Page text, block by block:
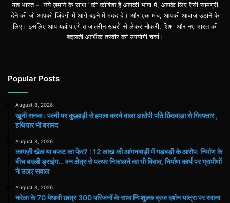
भी
बरामद
यश भारत - "नये ज़माने के साथ" की कोशिश है आपकी भाषा में, आपके लिए ऎसी सामग्री
देने की जो आपको ज़िंदगी में आगे बढ़ने में मदद दे। और एक मंच, आपकी आवाज़ उठाने के
लिए। इसलिए आप यहां पाएंगे ताज़ातरीन खबरों से लेकर नौकरी, शिक्षा और नए भारत की
बदलती आर्थिक तस्वीर की उपयोगी चर्चा।
Popular Posts
August 8, 2026
खूनी सनक : पत्नी पर कुल्हाड़ी से हमला करने वाला आरोपी पति छिंदवाड़ा से गिरफ्तार ,
हथियार भी बरामद
August 8, 2026
कागज़ी खेल या बजट का फेर? : 12 लाख की आंगनबाड़ी में गड़बड़ी के आरोप: निर्माण के
बीच बदली ड्राइंग… वन क्षेत्र से पत्थर निकालने का भी विवाद, निर्माण कार्य पर ग्रामीणों
ने उठाए सवाल
August 8, 2026
नरेला के 70 मेधावी छात्र 300 परिजनों के साथ निःशुल्क ब्रज दर्शन यात्रा पर रवाना